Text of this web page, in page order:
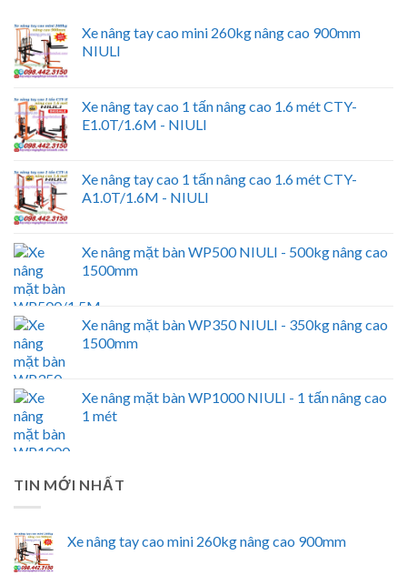
Xe nâng tay cao mini 260kg nâng cao 900mm
NIULI
Xe nâng tay cao 1 tấn nâng cao 1.6 mét CTY-
E1.0T/1.6M - NIULI
Xe nâng tay cao 1 tấn nâng cao 1.6 mét CTY-
A1.0T/1.6M - NIULI
Xe nâng mặt bàn WP500 NIULI - 500kg nâng cao
1500mm
Xe nâng mặt bàn WP350 NIULI - 350kg nâng cao
1500mm
Xe nâng mặt bàn WP1000 NIULI - 1 tấn nâng cao
1 mét
TIN MỚI NHẤT
Xe nâng tay cao mini 260kg nâng cao 900mm